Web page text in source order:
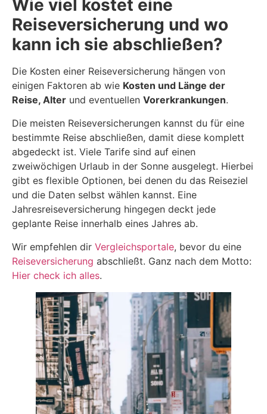
Wie viel kostet eine
Reiseversicherung und wo
kann ich sie abschließen?
Die Kosten einer Reiseversicherung hängen von
einigen Faktoren ab wie Kosten und Länge der
Reise, Alter und eventuellen Vorerkrankungen.
Die meisten Reiseversicherungen kannst du für eine
bestimmte Reise abschließen, damit diese komplett
abgedeckt ist. Viele Tarife sind auf einen
zweiwöchigen Urlaub in der Sonne ausgelegt. Hierbei
gibt es flexible Optionen, bei denen du das Reiseziel
und die Daten selbst wählen kannst. Eine
Jahresreiseversicherung hingegen deckt jede
geplante Reise innerhalb eines Jahres ab.
Wir empfehlen dir Vergleichsportale, bevor du eine
Reiseversicherung abschließt. Ganz nach dem Motto:
Hier check ich alles.